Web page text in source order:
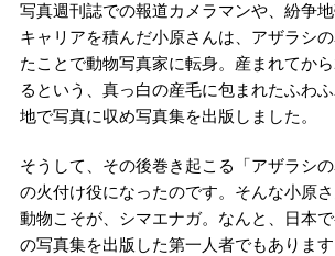
写真週刊誌での報道カメラマンや、紛争
キャリアを積んだ小原さんは、アザラシ
たことで動物写真家に転身。産まれてか
るという、真っ白の産毛に包まれたふわ
地で写真に収め写真集を出版しました。
そうして、その後巻き起こる「アザラシの
の火付け役になったのです。そんな小原
動物こそが、シマエナガ。なんと、日本
の写真集を出版した第一人者でもあります